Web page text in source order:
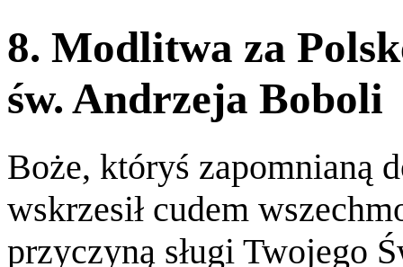
8. Modlitwa za
św. Andrzeja Boboli
Boże, któryś zapomnianą
wskrzesił cudem
przyczyną sługi Twojego